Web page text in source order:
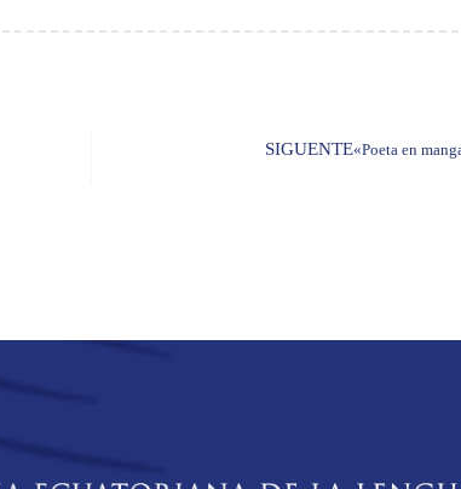
SIGUENTE«Poeta en